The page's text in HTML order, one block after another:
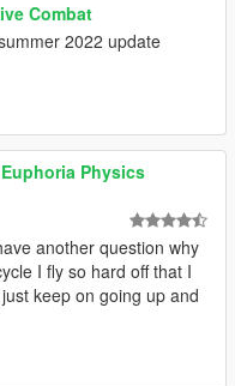
Combat
2022 update
Euphoria Physics
another question why
I fly so hard off that I
keep on going up and